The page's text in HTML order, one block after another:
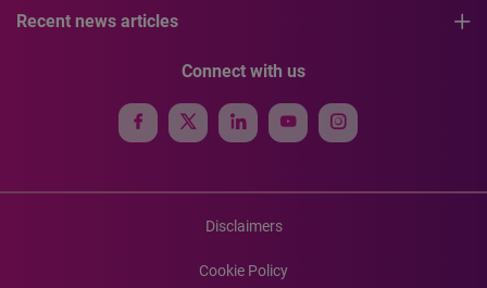
Recent news articles
Connect with us
Disclaimers
Cookie Policy